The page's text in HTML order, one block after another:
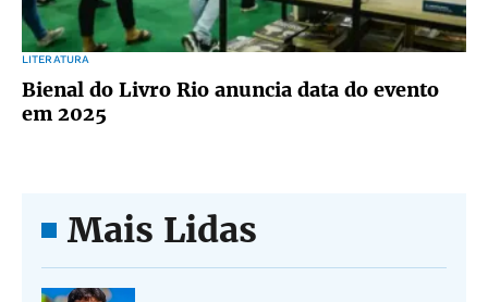
LITERATURA
Bienal do Livro Rio anuncia data do evento
em 2025
Mais Lidas